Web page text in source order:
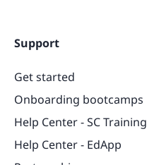
Support
Get started
Onboarding bootcamps
Help Center - SC Training
Help Center - EdApp